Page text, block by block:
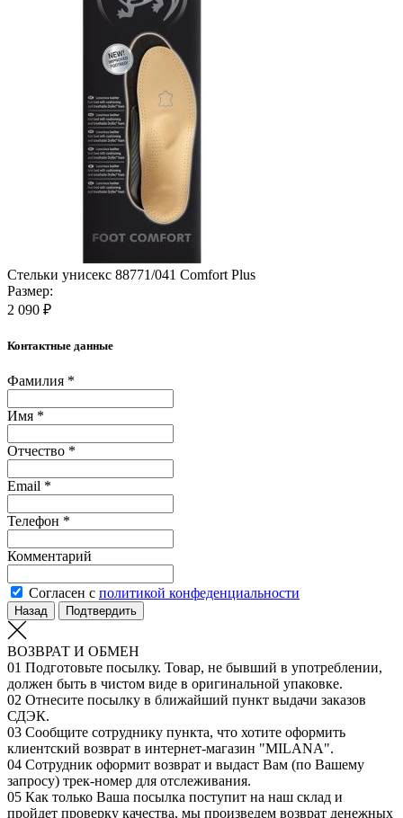
Стельки унисекс 88771/041 Comfort Plus
Размер:
2 090 ₽
Контактные данные
Фамилия *
Имя *
Отчество *
Email *
Телефон *
Комментарий
Согласен с политикой конфеденциальности
Назад Подтвердить
ВОЗВРАТ И ОБМЕН
01 Подготовьте посылку. Товар, не бывший в употреблении,
должен быть в чистом виде в оригинальной упаковке.
02 Отнесите посылку в ближайший пункт выдачи заказов
СДЭК.
03 Сообщите сотруднику пункта, что хотите оформить
клиентский возврат в интернет-магазин "MILANA".
04 Сотрудник оформит возврат и выдаст Вам (по Вашему
запросу) трек-номер для отслеживания.
05 Как только Ваша посылка поступит на наш склад и
пройдет проверку качества, мы произведем возврат денежных